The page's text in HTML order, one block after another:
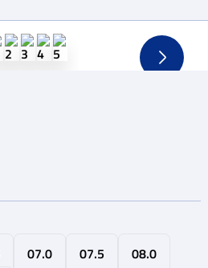
07.0 07.5
08.0